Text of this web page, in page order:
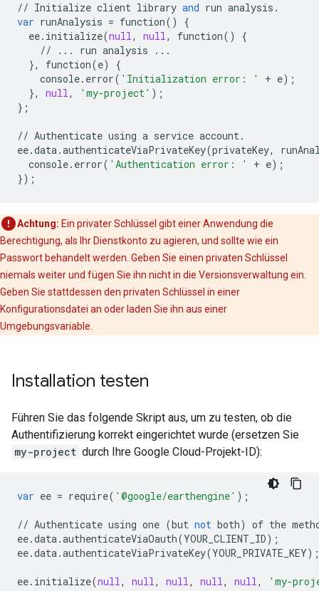
// Initialize client library and run analysis .
var runAnalysis = function()
{
ee. initialize(null, null, function()
{
//
... run analysis
...
},
function(e)
{
console. error( 'Initialization error: ' + e);
},
null, 'my-project' );
};
// Authenticate using a service account.
ee.data.authenticateViaPrivateKey(privateKey,
console. error( 'Authentication error: ' + e);
});
Achtung: Ein privater Schlüssel gibt einer Anwendung die
Berechtigung, als Ihr Dienstkonto zu agieren, und sollte wie ein
Passwort behandelt werden. Geben Sie einen privaten Schlüssel
niemals weiter und fügen Sie ihn nicht in die Versionsverwaltung ein.
Geben Sie stattdessen den privaten Schlüssel in einer
Konfigurationsdatei an oder laden Sie ihn aus einer
Umgebungsvariable.
Installation testen
Führen Sie das folgende Skript aus, um zu testen, ob die
Authentifizierung korrekt eingerichtet wurde (ersetzen Sie
my-project durch Ihre Google Cloud-Projekt-ID):
var ee = require( '@google/earthengine' );
// Authenticate using one (but not both) of the
ee.data.authenticateViaOauth(YOUR_CLIENT_ID);
ee.data.authenticateViaPrivateKey(YOUR_PRIVATE_KEY);
ee. initialize(null, null, null, null, null, 'my-